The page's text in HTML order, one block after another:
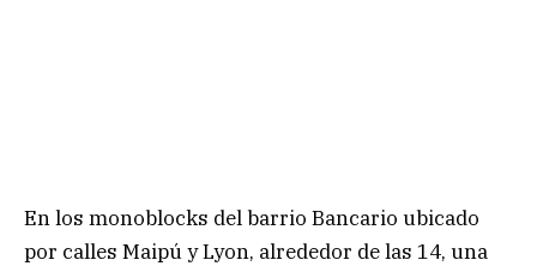
En los monoblocks del barrio Bancario ubicado
por calles Maipú y Lyon, alrededor de las 14, una